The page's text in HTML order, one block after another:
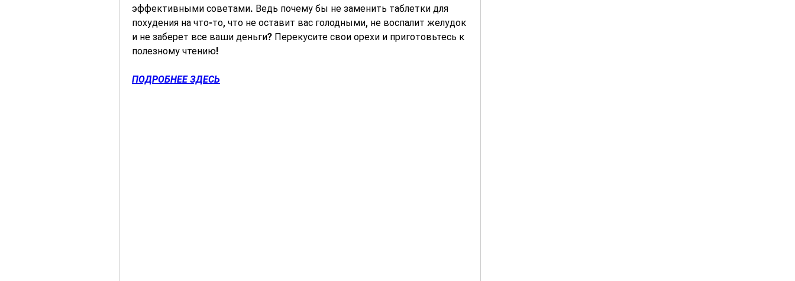
эффективными советами. Ведь почему бы не заменить таблетки для
похудения на что-то, что не оставит вас голодными, не воспалит желудок
и не заберет все ваши деньги? Перекусите свои орехи и приготовьтесь к
полезному чтению!
ПОДРОБНЕЕ ЗДЕСЬ